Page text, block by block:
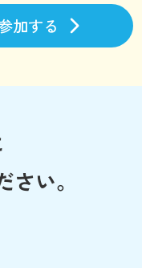
加する
い。